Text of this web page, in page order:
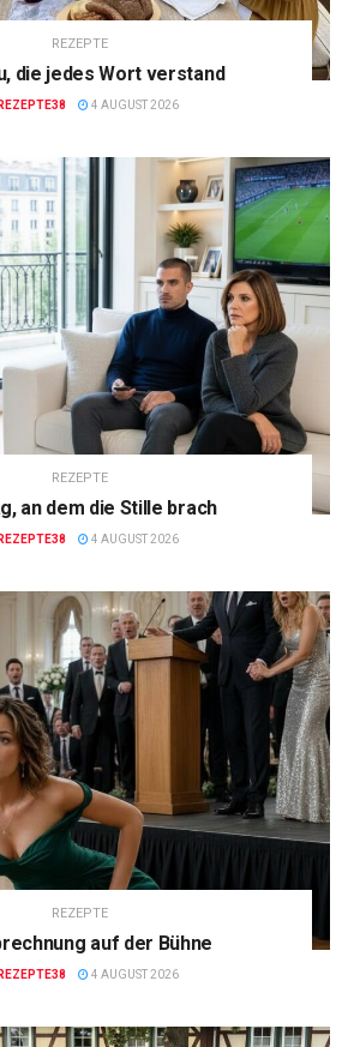
REZEPTE
die jedes Wort verstand
REZEPTE38 4 AUGUST 2026
REZEPTE
an dem die Stille brach
REZEPTE38 4 AUGUST 2026
REZEPTE
auf der Bühne
REZEPTE38 4 AUGUST 2026